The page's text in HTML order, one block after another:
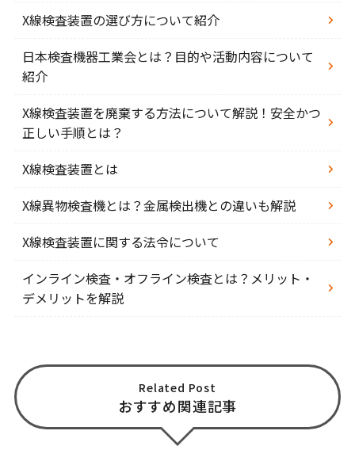
X線検査装置の選び方について紹介
日本検査機器工業会とは？目的や活動内容について
紹介
X線検査装置を廃棄する方法について解説！安全かつ
正しい手順とは？
X線検査装置とは
X線異物検査機とは？金属検出機との違いも解説
X線検査装置に関する法令について
インライン検査・オフライン検査とは？メリット・
デメリットを解説
Related Post
おすすめ関連記事